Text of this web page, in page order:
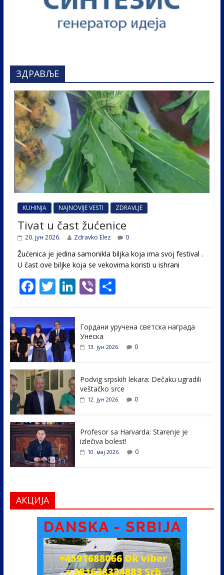
ЗДРАВЉЕ
KUHINJA NAJNOVIJE VESTI ZDRAVLJE
Tivat u čast žućenice
20. јун 2026. Zdravko Elez 0
Žućenica je jedina samonikla biljka koja ima svoj festival .
U čast ovе biljke koja se vekovima koristi u ishrani
F
e
b
o
o
k
T
itt
er
Li
e
dI
Vi S
e
Гордани уручена светска награда
Унеска
13. јун 2026. 0
Podvig srpskih lekara: Dečaku ugradili
veštačko srce
12. јун 2026. 0
Profesor sa Harvarda: Starenje je
izlečiva bolest!
10. мај 2026. 0
АКЦИЈА